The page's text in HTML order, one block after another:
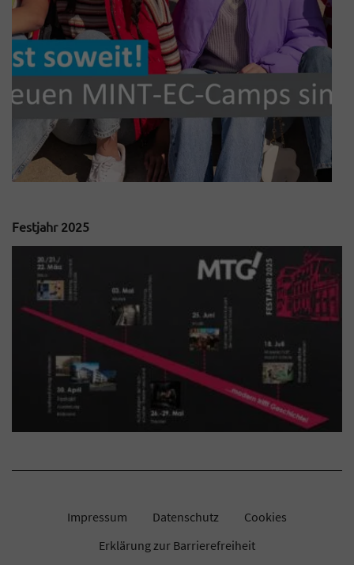
Festjahr 2025
Impressum Datenschutz
Cookies
Erklärung zur Barrierefreiheit